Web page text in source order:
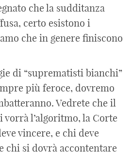
che la sudditanza
certo esistono i
che in genere finiscono
di “suprematisti bianchi”
più feroce, dovremo
Vedrete che il
l’algoritmo, la Corte
vincere, e chi deve
chi si dovrà accontentare